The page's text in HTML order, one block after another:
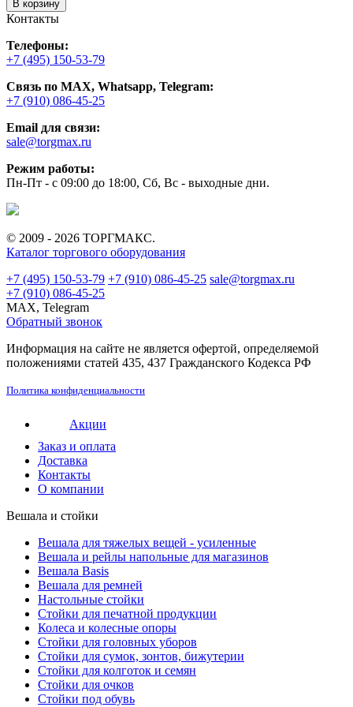
В корзину
Контакты
Телефоны:
+7 (495) 150-53-79
Связь по MAX, Whatsapp, Telegram:
+7 (910) 086-45-25
Email для связи:
sale@torgmax.ru
Режим работы:
Пн-Пт - с 09:00 до 18:00, Сб, Вс - выходные дни.
© 2009 - 2026 ТОРГМАКС.
Каталог торгового оборудования
+7 (495) 150-53-79 +7 (910) 086-45-25 sale@torgmax.ru
+7 (910) 086-45-25
MAX, Telegram
Обратный звонок
Информация на сайте не является офертой, определяемой
положениями статей 435, 437 Гражданского Кодекса РФ
Политика конфиденциальности
Акции
Заказ и оплата
Доставка
Контакты
О компании
Вешала и стойки
Вешала для тяжелых вещей - усиленные
Вешала и рейлы напольные для магазинов
Вешала Basis
Вешала для ремней
Настольные стойки
Стойки для печатной продукции
Колеса и колесные опоры
Стойки для головных уборов
Стойки для сумок, зонтов, бижутерии
Стойки для колготок и семян
Стойки для очков
Стойки под обувь